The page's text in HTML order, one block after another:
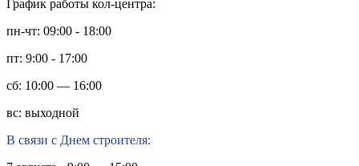
График работы кол-центра:
пн-чт: 09:00 - 18:00
пт: 9:00 - 17:00
сб: 10:00 — 16:00
вс: выходной
В связи с Днем строителя: